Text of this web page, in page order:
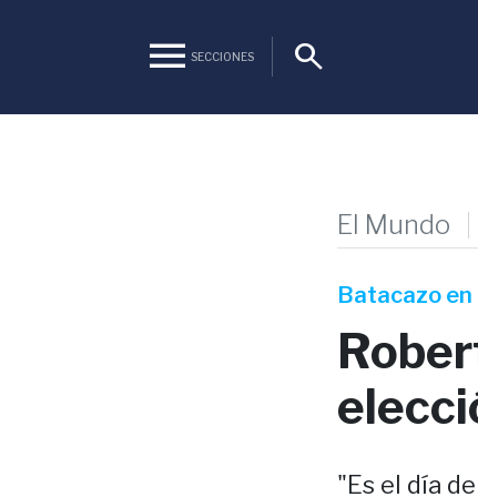
menu SECCIONES search
El Mundo
Batacazo en
"Es el día